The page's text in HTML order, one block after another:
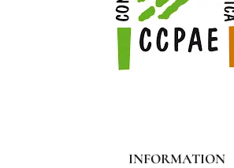
INFORMATION